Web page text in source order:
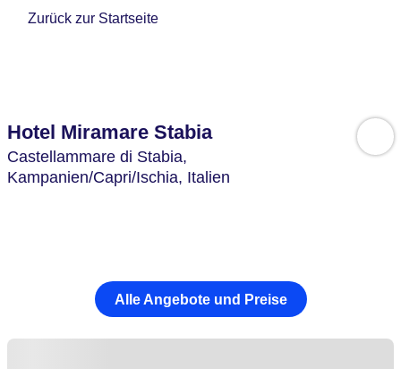
Zurück zur Startseite
Hotel Miramare Stabia
Castellammare di Stabia,
Kampanien/Capri/Ischia, Italien
Alle Angebote und Preise